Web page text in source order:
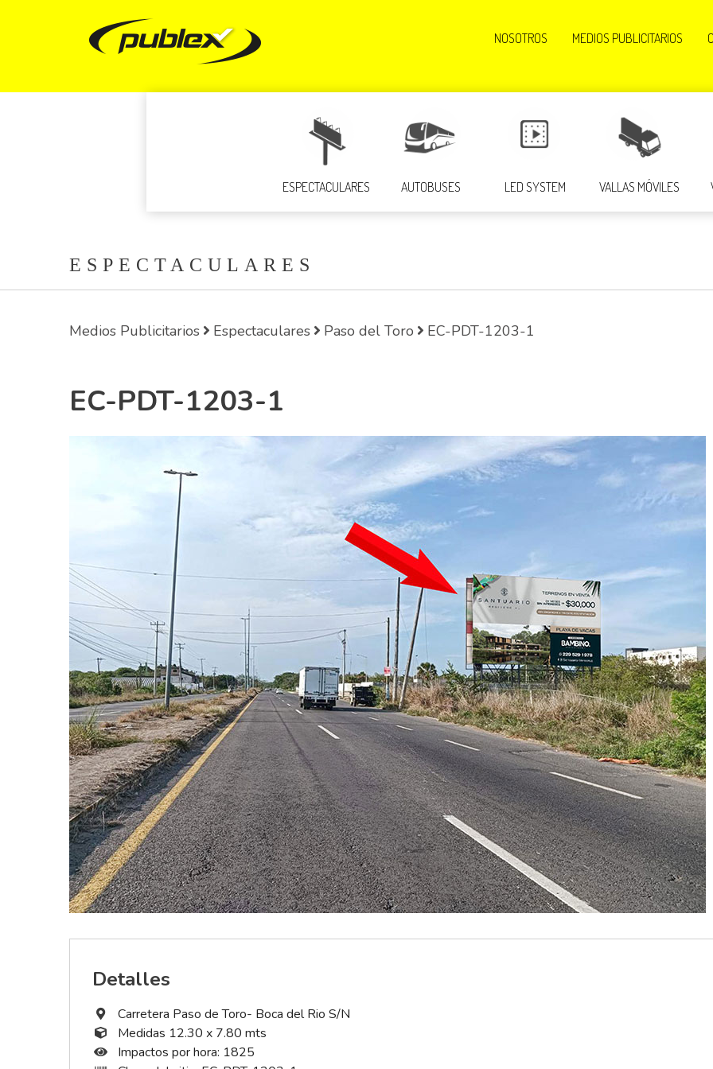
NOSOTROS MEDIOS PUBLICITARIOS
ESPECTACULARES AUTOBUSES LED SYSTEM VALLAS MÓVILES
ESPECTACULARES
Medios Publicitarios Espectaculares Paso del Toro EC-PDT-1203-1
EC-PDT-1203-1
Detalles
Carretera Paso de Toro- Boca del Rio S/N
Medidas 12.30 x 7.80 mts
Impactos por hora: 1825